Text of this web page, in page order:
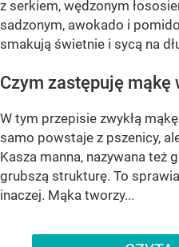
z serkiem, wędzonym
sadzonym, awokado i
smakują świetnie i sycą na
Czym zastępuję mąkę
W tym przepisie zwykłą
samo powstaje z pszenicy,
Kasza manna, nazywana też
grubszą strukturę. To
inaczej. Mąka tworzy...